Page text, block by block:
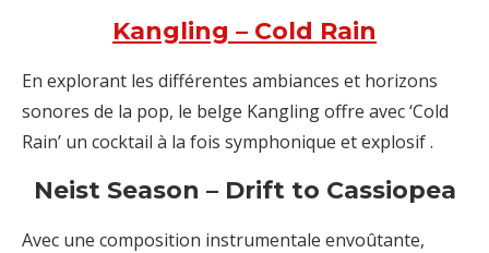
Kangling – Cold Rain
En explorant les différentes ambiances et horizons
sonores de la pop, le belge Kangling offre avec ‘Cold
Rain’ un cocktail à la fois symphonique et explosif .
Neist Season – Drift to Cassiopea
Avec une composition instrumentale envoûtante,